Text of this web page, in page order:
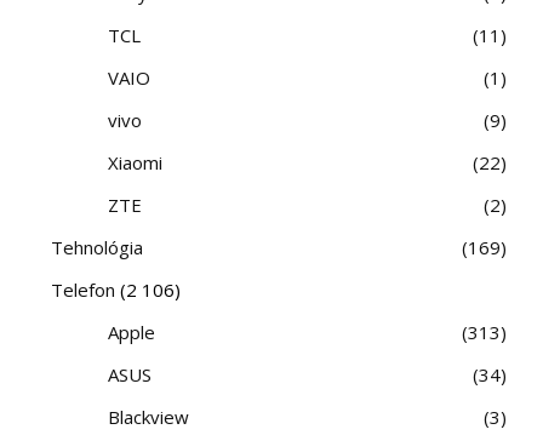
TCL
11
VAIO
1
vivo
9
Xiaomi
22
ZTE
2
Tehnológia
169
Telefon (2 106)
Apple
313
ASUS
34
Blackview
3